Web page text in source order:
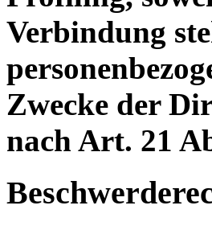
Verbindung
Zwecke der
nach Art. 21